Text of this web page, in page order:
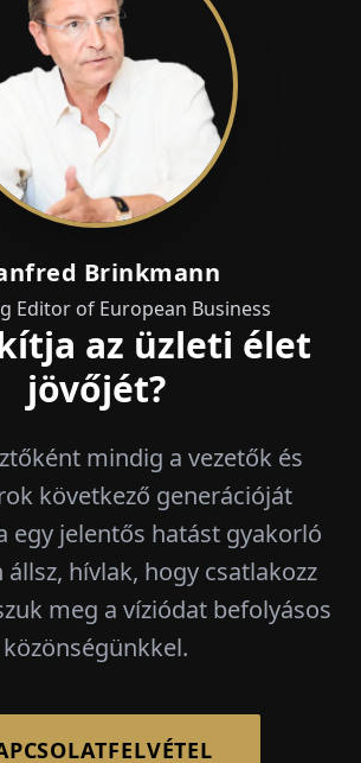
Brinkmann
Editor of European Business
az üzleti élet
jövőjét?
mindig a vezetők és
következő generációját
egy jelentős hatást gyakorló
állsz, hívlak, hogy csatlakozz
meg a víziódat befolyásos
közönségünkkel.